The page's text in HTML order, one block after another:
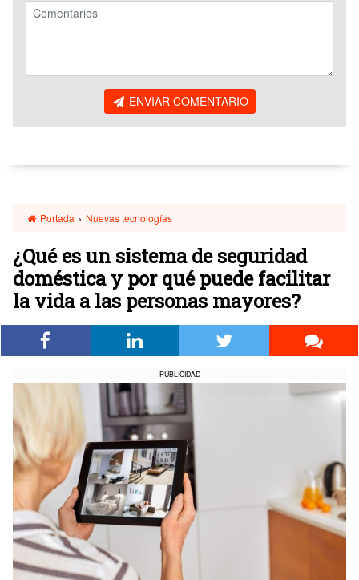
ENVIAR COMENTARIO
Portada › Nuevas tecnologías
¿Qué es un sistema de seguridad
doméstica y por qué puede facilitar
la vida a las personas mayores?
PUBLICIDAD